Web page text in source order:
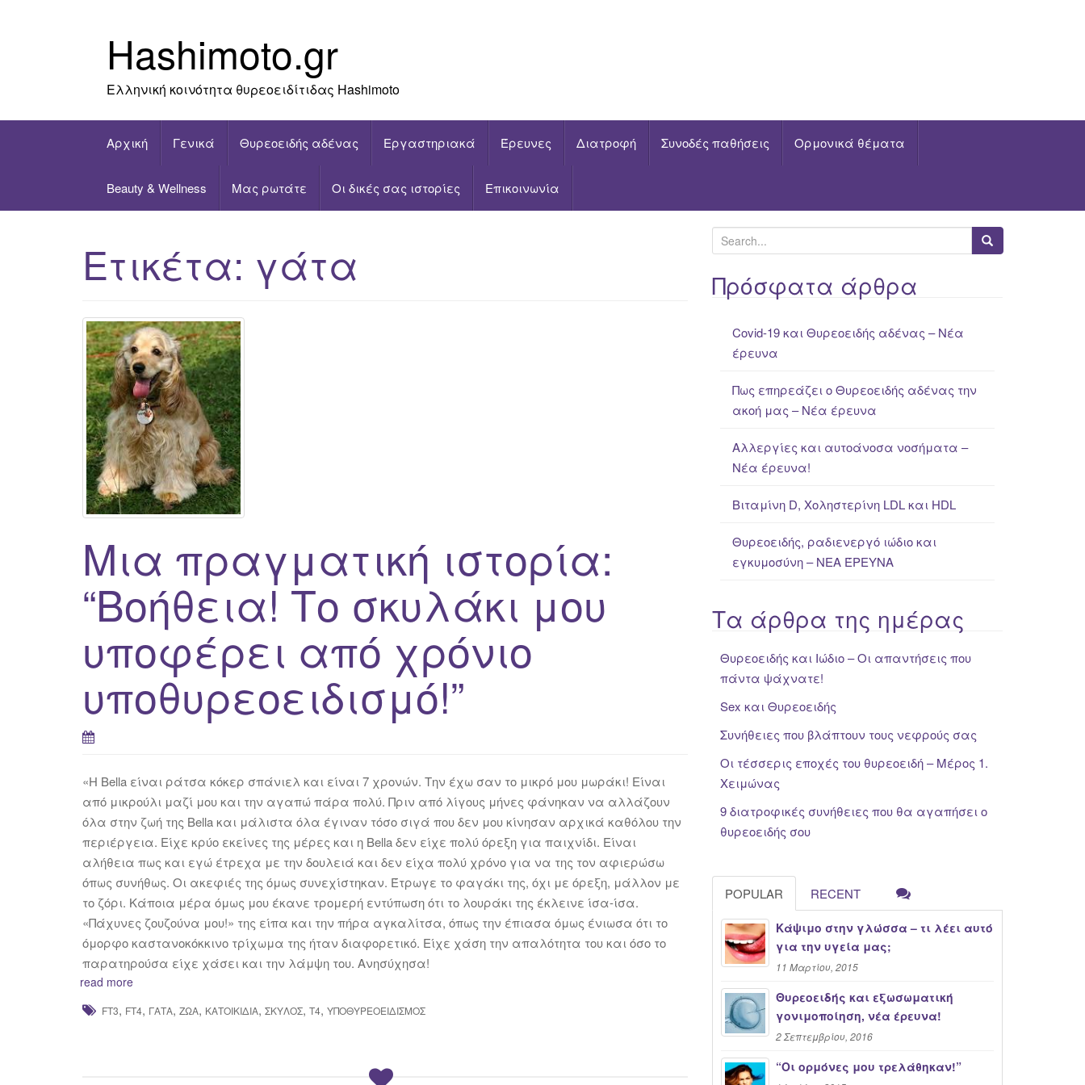
Hashimoto.gr
Ελληνική κοινότητα θυρεοειδίτιδας Hashimoto
Αρχική Γενικά Θυρεοειδής αδένας Εργαστηριακά Έρευνες Διατροφή Συνοδές παθήσεις Ορμονικά θέματα
Beauty & Wellness Μας ρωτάτε Οι δικές σας ιστορίες Επικοινωνία
Ετικέτα: γάτα
Μια πραγματική ιστορία:
“Βοήθεια! Το σκυλάκι μου
υποφέρει από χρόνιο
υποθυρεοειδισμό!”
«Η Bella είναι ράτσα κόκερ σπάνιελ και είναι 7 χρονών. Την έχω σαν το μικρό μου μωράκι! Είναι
από μικρούλι μαζί μου και την αγαπώ πάρα πολύ. Πριν από λίγους μήνες φάνηκαν να αλλάζουν
όλα στην ζωή της Bella και μάλιστα όλα έγιναν τόσο σιγά που δεν μου κίνησαν αρχικά καθόλου την
περιέργεια. Είχε κρύο εκείνες της μέρες και η Bella δεν είχε πολύ όρεξη για παιχνίδι. Είναι
αλήθεια πως και εγώ έτρεχα με την δουλειά και δεν είχα πολύ χρόνο για να της τον αφιερώσω
όπως συνήθως. Οι ακεφιές της όμως συνεχίστηκαν. Έτρωγε το φαγάκι της, όχι με όρεξη, μάλλον με
το ζόρι. Κάποια μέρα όμως μου έκανε τρομερή εντύπωση ότι το λουράκι της έκλεινε ίσα-ίσα.
«Πάχυνες ζουζούνα μου!» της είπα και την πήρα αγκαλίτσα, όπως την έπιασα όμως ένιωσα ότι το
όμορφο καστανοκόκκινο τρίχωμα της ήταν διαφορετικό. Είχε χάση την απαλότητα του και όσο το
παρατηρούσα είχε χάσει και την λάμψη του. Ανησύχησα!
read more
FT3, FT4, ΓΆΤΑ, ΖΏΑ, ΚΑΤΟΙΚΊΔΙΑ, ΣΚΎΛΟΣ, Τ4, ΥΠΟΘΥΡΕΟΕΙΔΙΣΜΌΣ
e
a
rΠρόσφατα άρθρα
Covid-19 και Θυρεοειδής αδένας – Νέα
έρευνα
Πως επηρεάζει ο Θυρεοειδής αδένας την
ακοή μας – Νέα έρευνα
Αλλεργίες και αυτοάνοσα νοσήματα –
Νέα έρευνα!
Βιταμίνη D, Χοληστερίνη LDL και HDL
Θυρεοειδής, ραδιενεργό ιώδιο και
εγκυμοσύνη – ΝΕΑ ΈΡΕΥΝΑ
Τα άρθρα της ημέρας
Θυρεοειδής και Ιώδιο – Οι απαντήσεις που
πάντα ψάχνατε!
Sex και Θυρεοειδής
Συνήθειες που βλάπτουν τους νεφρούς σας
Οι τέσσερις εποχές του θυρεοειδή – Μέρος 1.
Χειμώνας
9 διατροφικές συνήθειες που θα αγαπήσει ο
θυρεοειδής σου
POPULAR RECENT
Κάψιμο στην γλώσσα – τι λέει αυτό
για την υγεία μας;
11 Μαρτίου, 2015
Θυρεοειδής και εξωσωματική
γονιμοποίηση, νέα έρευνα!
2 Σεπτεμβρίου, 2016
“Oι ορμόνες μου τρελάθηκαν!”